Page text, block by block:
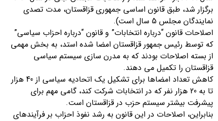
برگزار شد، طبق قانون اساسی جمهوری قزاقستان، مدت تصدی
نمایندگان مجلس 5 سال است).
اصلاحات قانون “درباره انتخابات” و قانون “درباره احزاب سیاسی”
که توسط رئیس جمهور قزاقستان امضا شده استد، به بخش مهمی
از بسته اصلاحات بودند که به مدرن سازی سیستم سیاسی
قزاقستان را تکمیل می دهند.
کاهش تعداد امضاها برای تشکیل یک اتحادیه سیاسی از 40 هزار
تا به 20 هزار نفر که در انتخابات شرکت کند، گامی مهم برای
پیشرفت بیشتر سیستم حزب در قزاقستان است.
بنابراین، اصلاحات در این قانون به رشد نفوذ احزاب بر فرآیندهای